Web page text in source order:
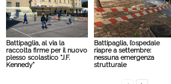
Battipaglia, al via la
raccolta firme per il nuovo
plesso scolastico “J.F.
Kennedy”
Battipaglia, l’ospedale
riapre a settembre:
nessuna emergenza
strutturale